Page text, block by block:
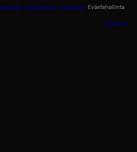
Käyttöehdot Tietosuoja Evästehallinta
Medialle